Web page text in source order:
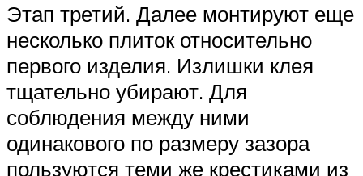
Этап третий. Далее монтируют еще
несколько плиток относительно
первого изделия. Излишки клея
тщательно убирают. Для
соблюдения между ними
одинакового по размеру зазора
пользуются теми же крестиками из